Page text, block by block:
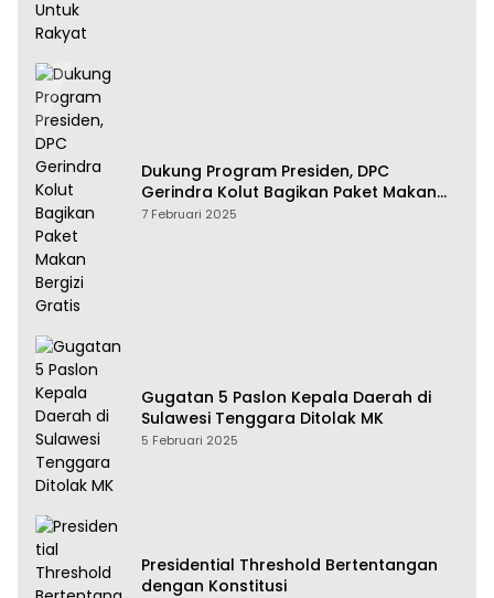
Dukung Program Presiden, DPC
Gerindra Kolut Bagikan Paket Makan
Bergizi Gratis
7 Februari 2025
Gugatan 5 Paslon Kepala Daerah di
Sulawesi Tenggara Ditolak MK
5 Februari 2025
Presidential Threshold Bertentangan
dengan Konstitusi